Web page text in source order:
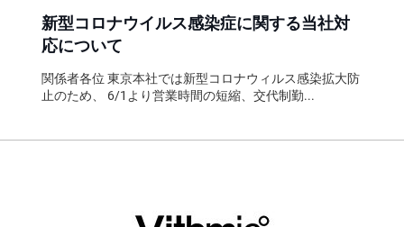
新型コロナウイルス感染症に関する当社対
応について
関係者各位 東京本社では新型コロナウィルス感染拡大防
止のため、 6/1より営業時間の短縮、交代制勤...